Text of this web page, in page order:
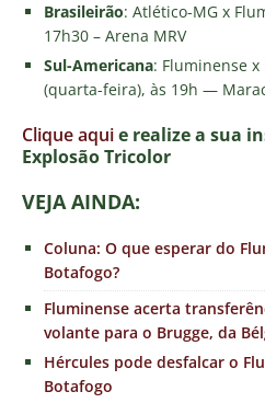
Brasileirão: Atlético-MG x
17h30 – Arena MRV
Sul-Americana: Fluminense
(quarta-feira), às 19h —
Clique aquie realize a sua
Explosão Tricolor
VEJA AINDA:
Coluna: O que esperar do
Botafogo?
Fluminense acerta
volante para o Brugge, da
Hércules pode desfalcar o
Botafogo